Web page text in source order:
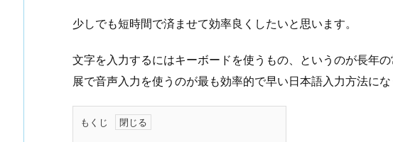
少しでも短時間で済ませて効率良くしたいと思います。
文字を入力するにはキーボードを使うもの、というのが長年
展で音声入力を使うのが最も効率的で早い日本語入力方法にな
もくじ